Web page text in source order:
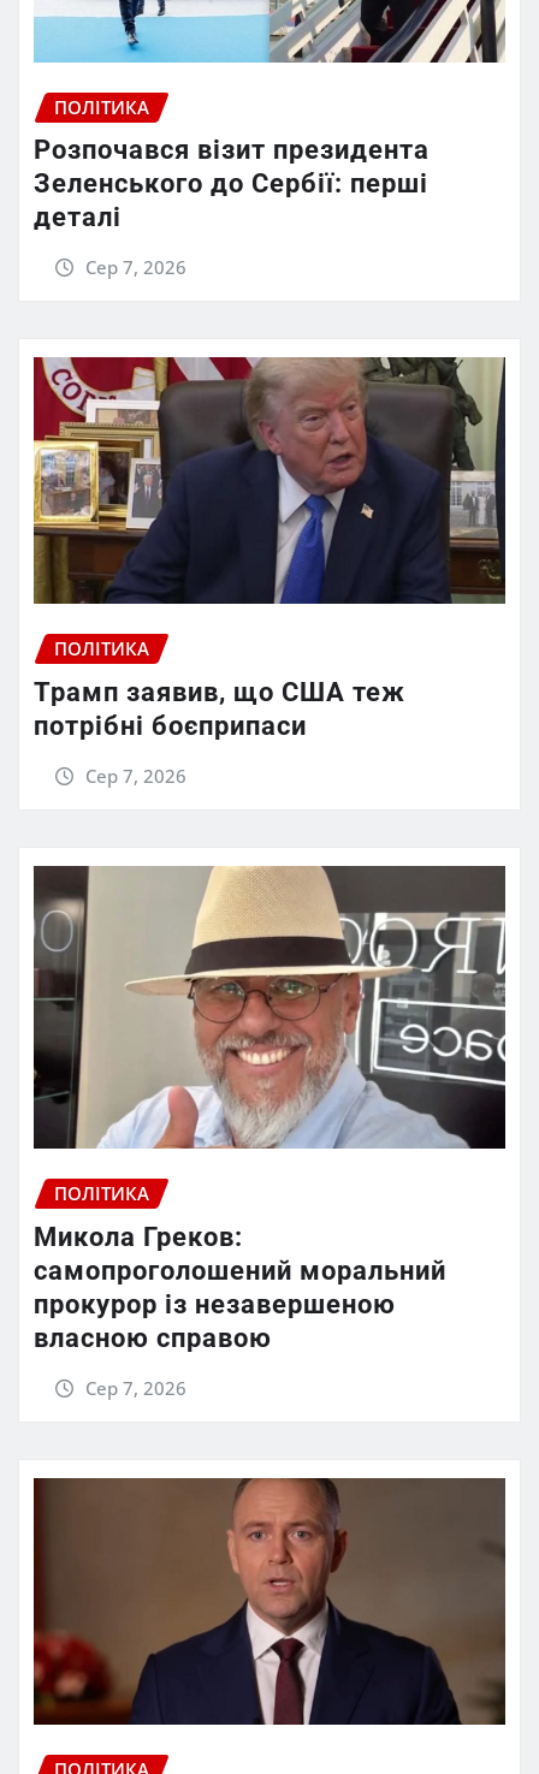
ПОЛІТИКА
Розпочався візит президента
Зеленського до Сербії: перші
деталі
Сер 7, 2026
ПОЛІТИКА
Трамп заявив, що США теж
потрібні боєприпаси
Сер 7, 2026
ПОЛІТИКА
Микола Греков:
самопроголошений моральний
прокурор із незавершеною
власною справою
Сер 7, 2026
ПОЛІТИКА